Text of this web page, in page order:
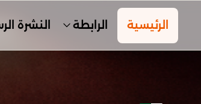
الرئيسية الرابطة النشرة